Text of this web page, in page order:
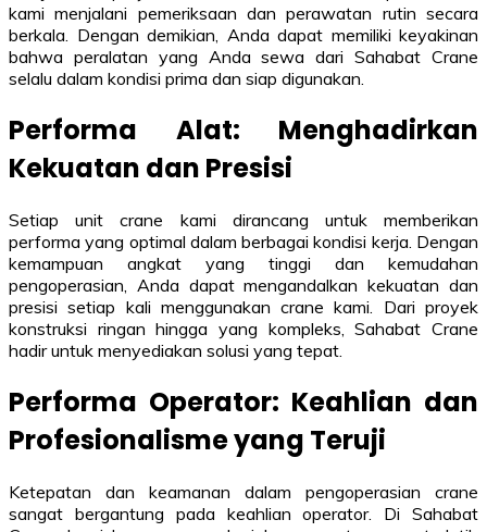
kami menjalani pemeriksaan dan perawatan rutin secara
berkala. Dengan demikian, Anda dapat memiliki keyakinan
bahwa peralatan yang Anda sewa dari Sahabat Crane
selalu dalam kondisi prima dan siap digunakan.
Performa Alat: Menghadirkan
Kekuatan dan Presisi
Setiap unit crane kami dirancang untuk memberikan
performa yang optimal dalam berbagai kondisi kerja. Dengan
kemampuan angkat yang tinggi dan kemudahan
pengoperasian, Anda dapat mengandalkan kekuatan dan
presisi setiap kali menggunakan crane kami. Dari proyek
konstruksi ringan hingga yang kompleks, Sahabat Crane
hadir untuk menyediakan solusi yang tepat.
Performa Operator: Keahlian dan
Profesionalisme yang Teruji
Ketepatan dan keamanan dalam pengoperasian crane
sangat bergantung pada keahlian operator. Di Sahabat